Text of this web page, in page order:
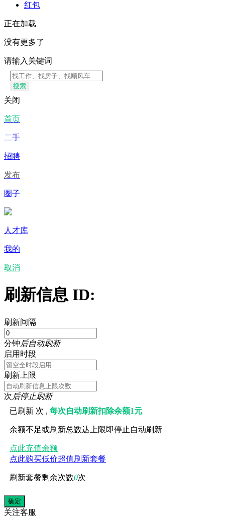
红包
正在加载
没有更多了
请输入关键词
搜索
关闭
首页
二手
招聘
发布
圈子
人才库
我的
取消
刷新信息 ID:
刷新间隔
分钟后自动刷新
启用时段
刷新上限
次后停止刷新
已刷新 次 ,每次自动刷新扣除余额1元
余额不足或刷新总数达上限即停止自动刷新
点此充值余额
点此购买低价超值刷新套餐
刷新套餐剩余次数0次
关注客服